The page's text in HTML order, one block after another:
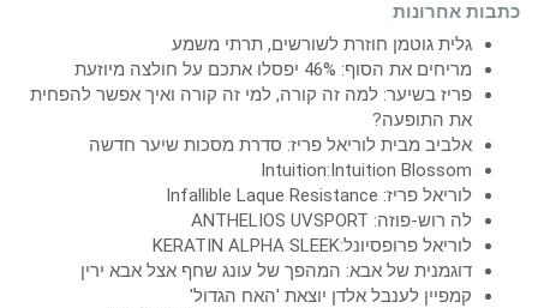
כתבות אחרונות
גלית גוטמן חוזרת לשורשים, תרתי משמע
מריחים את הסוף: 46% יפסלו אתכם על חולצה מיוזעת
פריז בשיער: למה זה קורה, למי זה קורה ואיך אפשר להפחית
את התופעה?
אלביב מבית לוריאל פריז: סדרת מסכות שיער חדשה
Intuition:Intuition Blossom
לוריאל פריז: Infallible Laque Resistance
לה רוש-פוזה: ANTHELIOS UVSPORT
לוריאל פרופסיונל:KERATIN ALPHA SLEEK
דוגמנית של אבא: המהפך של עונג שחף אצל אבא ירין
קמפיין לענבל אלדן יוצאת 'האח הגדול'